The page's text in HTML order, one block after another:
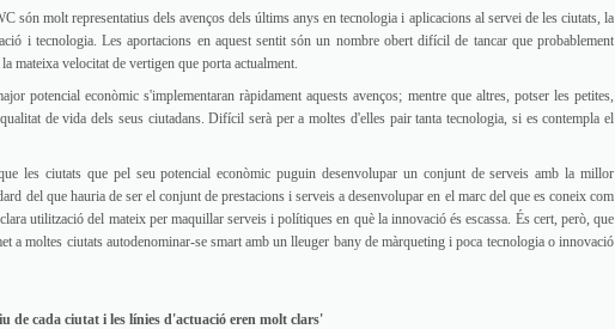
són molt representatius dels avenços dels últims anys en tecnologia i aplicacions al servei de les ciutats, la
i tecnologia. Les aportacions en aquest sentit són un nombre obert difícil de tancar que probablement
mateixa velocitat de vertigen que porta actualment.
potencial econòmic s'implementaran ràpidament aquests avenços; mentre que altres, potser les petites,
de vida dels seus ciutadans. Difícil serà per a moltes d'elles pair tanta tecnologia, si es contempla el
les ciutats que pel seu potencial econòmic puguin desenvolupar un conjunt de serveis amb la millor
del que hauria de ser el conjunt de prestacions i serveis a desenvolupar en el marc del que es coneix com
utilització del mateix per maquillar serveis i polítiques en què la innovació és escassa. És cert, però, que
a moltes ciutats autodenominar-se smart amb un lleuger bany de màrqueting i poca tecnologia o innovació
de cada ciutat i les línies d'actuació eren molt clars'